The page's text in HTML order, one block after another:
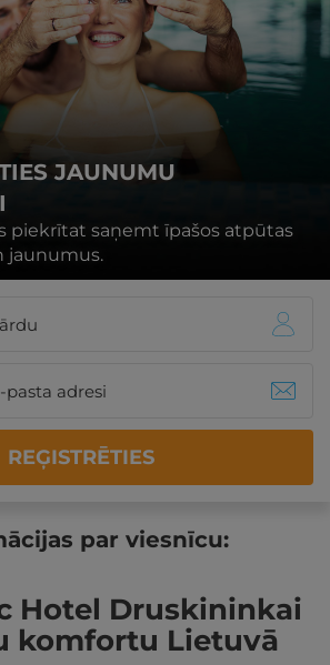
JAUNUMU
piekrītat saņemt īpašos atpūtas
jaunumus.
REĢISTRĒTIES
par viesnīcu:
Hotel Druskininkai
komfortu Lietuvā